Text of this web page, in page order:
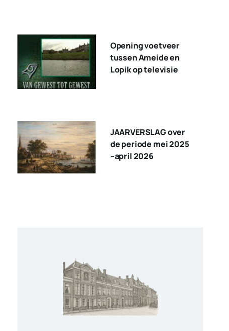
Opening voetveer
tussen Ameide en
Lopik op televisie
JAARVERSLAG over
de periode mei 2025
–april 2026